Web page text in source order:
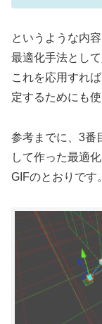
というような内
最適化手法とし
これを応用すれ
定するためにも使
参考までに、3番
して作った最適
GIFのとおりです。